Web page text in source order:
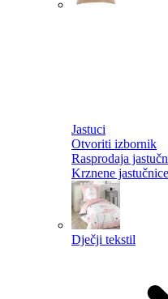
Jastuci
Otvoriti izbornik
Rasprodaja
Krznene jastučnice
Dječji tekstil